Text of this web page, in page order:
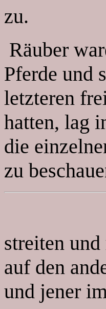
zu.
Räuber
Pferde und
letzteren
hatten, lag
die
zu
streiten
auf den
und jener